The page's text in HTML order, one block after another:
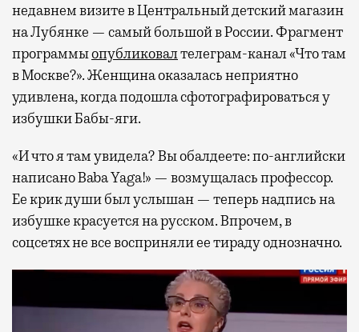
недавнем визите в Центральный детский магазин
на Лубянке — самый большой в России. Фрагмент
программыопубликовалтелеграм-канал «Что там
в Москве?». Женщина оказалась неприятно
удивлена, когда подошла сфотографироваться у
избушки Бабы-яги.
«И что я там увидела? Вы обалдеете: по-английски
написано Baba Yaga!» — возмущалась профессор.
Ее крик души был услышан — теперь надпись на
избушке красуется на русском. Впрочем, в
соцсетях не все восприняли ее тираду однозначно.
Видеоплеер